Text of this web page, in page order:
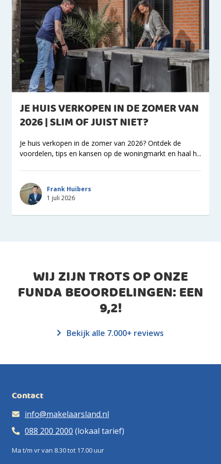
JE HUIS VERKOPEN IN DE ZOMER VAN
2026 | SLIM OF JUIST NIET?
Je huis verkopen in de zomer van 2026? Ontdek de
voordelen, tips en kansen op de woningmarkt en haal h...
Frank Huibers
1 juli 2026
WIJ ZIJN TROTS OP ONZE
FUNDA BEOORDELINGEN: EEN
9,2!
Bekijk alle 7.000+ reviews
Contact
info@makelaarsland.nl
088 200 2000 (lokaal tarief)
Ma t/m vr van 8.30 tot 17.00 uur